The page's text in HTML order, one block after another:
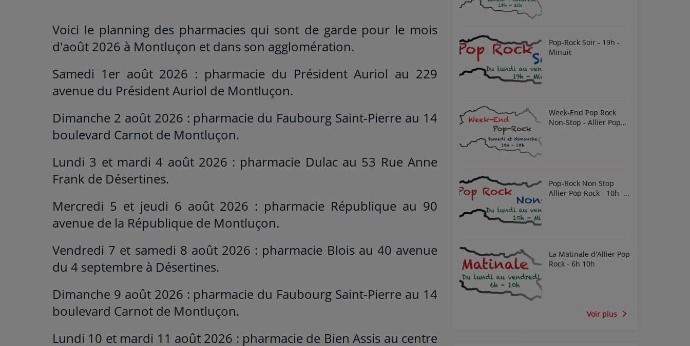
Voici le planning des pharmacies qui sont de garde pour le mois
d'août 2026 à Montluçon et dans son agglomération.
Samedi 1er août 2026 : pharmacie du Président Auriol au 229
avenue du Président Auriol de Montluçon.
Dimanche 2 août 2026 : pharmacie du Faubourg Saint-Pierre au 14
boulevard Carnot de Montluçon.
Lundi 3 et mardi 4 août 2026 : pharmacie Dulac au 53 Rue Anne
Frank de Désertines.
Mercredi 5 et jeudi 6 août 2026 : pharmacie République au 90
avenue de la République de Montluçon.
Vendredi 7 et samedi 8 août 2026 : pharmacie Blois au 40 avenue
du 4 septembre à Désertines.
Dimanche 9 août 2026 : pharmacie du Faubourg Saint-Pierre au 14
boulevard Carnot de Montluçon.
Lundi 10 et mardi 11 août 2026 : pharmacie de Bien Assis au centre
Pop-Rock Soir - 19h -
Minuit
Week-End Pop Rock
Non-Stop - Allier Pop
Pop-Rock Non Stop
Allier Pop Rock - 10h -
La Matinale d'Allier Pop
Rock - 6h 10h
Voir plus